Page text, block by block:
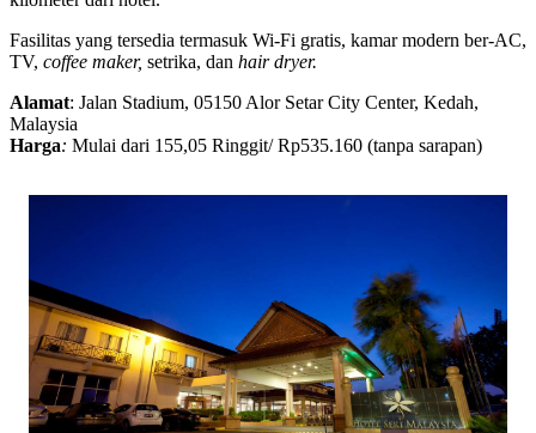
Fasilitas yang tersedia termasuk Wi-Fi gratis, kamar modern ber-AC,
TV, coffee maker, setrika, dan hair dryer.
Alamat: Jalan Stadium, 05150 Alor Setar City Center, Kedah,
Malaysia
Harga: Mulai dari 155,05 Ringgit/ Rp535.160 (tanpa sarapan)